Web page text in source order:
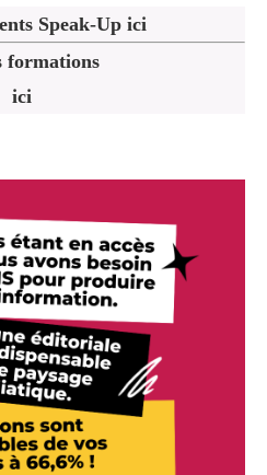
Speak-Up ici
formations
ici